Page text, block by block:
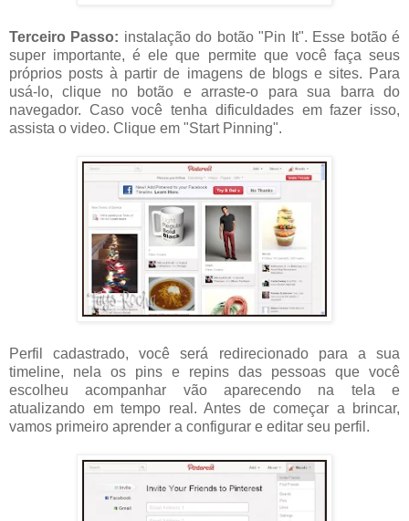
Terceiro Passo: instalação do botão "Pin It". Esse botão é
super importante, é ele que permite que você faça seus
próprios posts à partir de imagens de blogs e sites. Para
usá-lo, clique no botão e arraste-o para sua barra do
navegador. Caso você tenha dificuldades em fazer isso,
assista o video. Clique em "Start Pinning".
Perfil cadastrado, você será redirecionado para a sua
timeline, nela os pins e repins das pessoas que você
escolheu acompanhar vão aparecendo na tela e
atualizando em tempo real. Antes de começar a brincar,
vamos primeiro aprender a configurar e editar seu perfil.